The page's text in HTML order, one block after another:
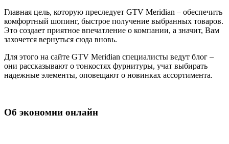
Главная цель, которую преследует GTV Meridian – обеспечить
комфортный шопинг, быстрое получение выбранных товаров.
Это создает приятное впечатление о компании, а значит, Вам
захочется вернуться сюда вновь.
Для этого на сайте GTV Meridian специалисты ведут блог –
они рассказывают о тонкостях фурнитуры, учат выбирать
надежные элементы, оповещают о новинках ассортимента.
Об экономии онлайн